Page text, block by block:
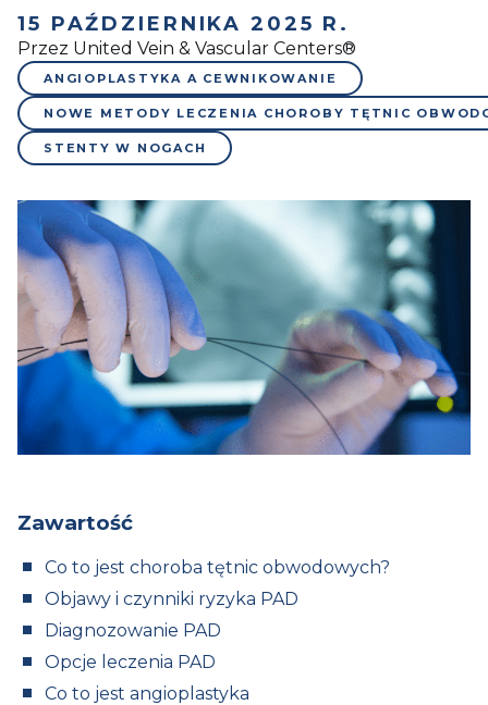
15 PAŹDZIERNIKA 2025 R.
Przez United Vein & Vascular Centers®
ANGIOPLASTYKA A CEWNIKOWANIE
NOWE METODY LECZENIA CHOROBY TĘTNIC
STENTY W NOGACH
Zawartość
Co to jest choroba tętnic obwodowych?
Objawy i czynniki ryzyka PAD
Diagnozowanie PAD
Opcje leczenia PAD
Co to jest angioplastyka